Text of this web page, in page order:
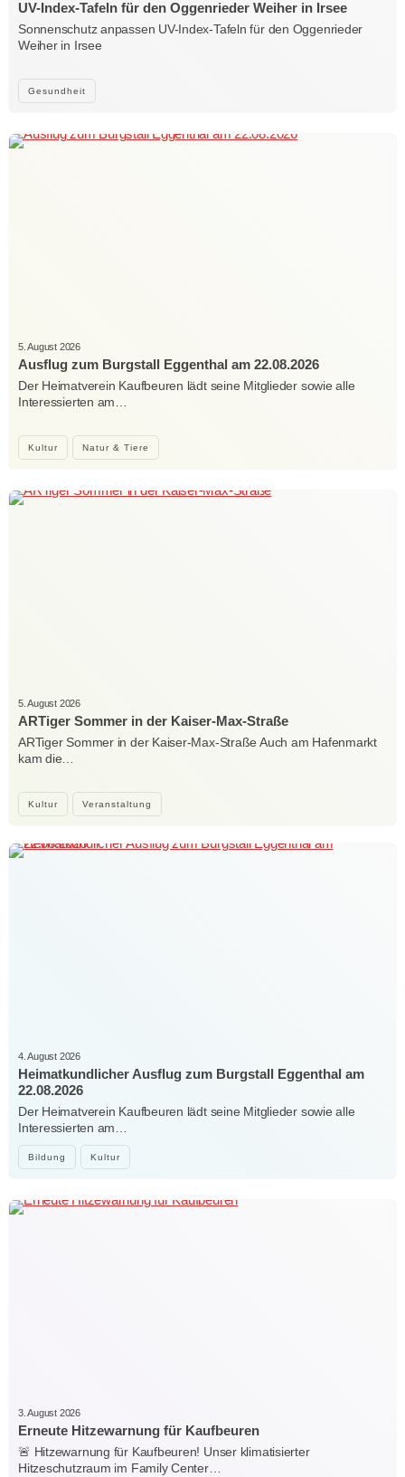
Gesundheit
UV-Index-Tafeln für den Oggenrieder Weiher in Irsee
Sonnenschutz anpassen UV-Index-Tafeln für den Oggenrieder
Weiher in Irsee
Kultur Natur & Tiere
5. August 2026
Ausflug zum Burgstall Eggenthal am 22.08.2026
Der Heimatverein Kaufbeuren lädt seine Mitglieder sowie alle
Interessierten am…
Kultur Veranstaltung
5. August 2026
ARTiger Sommer in der Kaiser-Max-Straße
ARTiger Sommer in der Kaiser-Max-Straße Auch am Hafenmarkt
kam die…
Bildung Kultur
4. August 2026
Heimatkundlicher Ausflug zum Burgstall Eggenthal am
22.08.2026
Der Heimatverein Kaufbeuren lädt seine Mitglieder sowie alle
Interessierten am…
3. August 2026
Erneute Hitzewarnung für Kaufbeuren
🚨 Hitzewarnung für Kaufbeuren! Unser klimatisierter
Hitzeschutzraum im Family Center…